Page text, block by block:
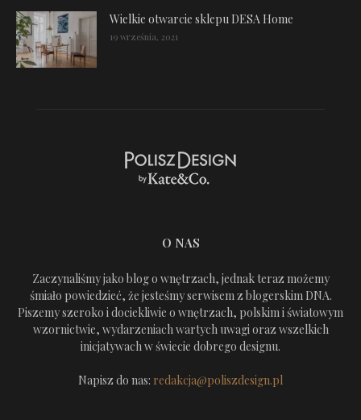
Wielkie otwarcie sklepu DESA Home
19 września, 2021
O NAS
Zaczynaliśmy jako blog o wnętrzach, jednak teraz możemy
śmiało powiedzieć, że jesteśmy serwisem z blogerskim DNA.
Piszemy szeroko i dociekliwie o wnętrzach, polskim i światowym
wzornictwie, wydarzeniach wartych uwagi oraz wszelkich
inicjatywach w świecie dobrego designu.
Napisz do nas: redakcja@poliszdesign.pl